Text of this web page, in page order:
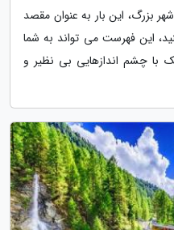
بزرگ، این بار به عنوان مقصد
این فهرست می تواند به شما
با چشم اندازهایی بی نظیر و